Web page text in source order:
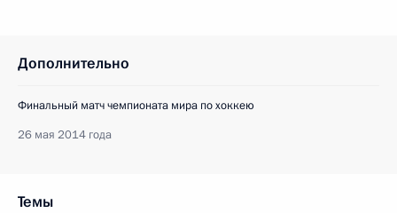
Дополнительно
Финальный матч чемпионата мира по хоккею
26 мая 2014 года
Темы